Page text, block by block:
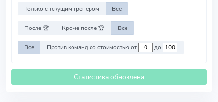
Только с текущим тренером Все
После 🏆 Кроме после 🏆 Все
Все Против команд со стоимостью от до
Статистика обновлена